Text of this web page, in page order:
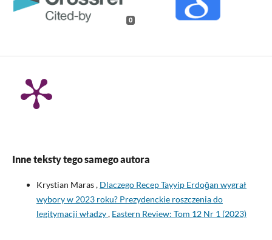
0
Inne teksty tego samego autora
Krystian Maras , Dlaczego Recep Tayyip Erdoğan wygrał
wybory w 2023 roku? Prezydenckie roszczenia do
legitymacji władzy, Eastern Review: Tom 12 Nr 1 (2023)